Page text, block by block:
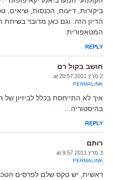
ביקורות, דיעות, הכנסות, שיאים,
הדיון הזה. וגם כאן מדובר
המטאפורית.
REPLY
חושב בקול רם
2 מרץ 2011 at 20:57
PERMALINK
איך לא התייחסת בכלל לביזיון
בהיסטוריה…
REPLY
רותם
3 מרץ 2011 at 9:57
PERMALINK
ראשית, יש טקס שלם לפרסים